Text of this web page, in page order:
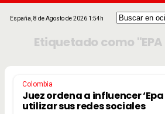
España, 8 de Agosto de 2026 1:54h
Etiquetado como
Colombia
Juez ordena a influencer
utilizar sus redes sociales